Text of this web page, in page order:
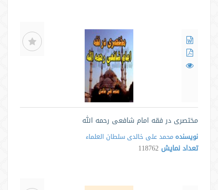
مختصری در فقه امام شافعی رحمه الله
نویسنده محمد علی خالدی سلطان العلماء
تعداد نمایش 118762